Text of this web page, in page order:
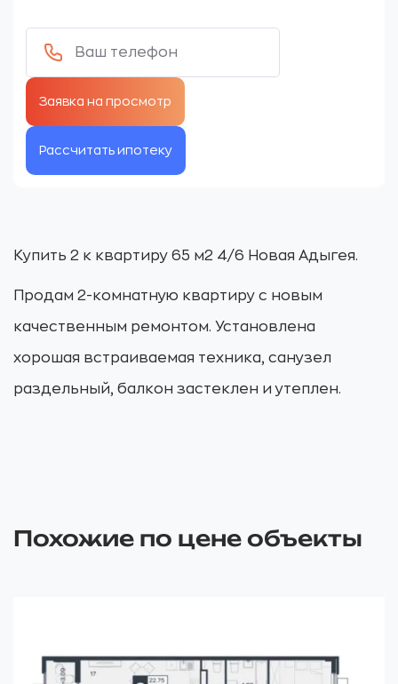
Рассчитать ипотеку
Купить 2 к квартиру 65 м2 4/6 Новая Адыгея.
Продам 2-комнатную квартиру с новым
качественным ремонтом. Установлена
хорошая встраиваемая техника, санузел
раздельный, балкон застеклен и утеплен.
Похожие по цене объекты